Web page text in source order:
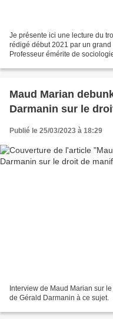
Je présente ici une lecture du
rédigé début 2021 par un
Professeur émérite de
Maud Marian
Darmanin sur le
Publié le 25/03/2023 à 18:29
Interview de Maud Marian sur
de Gérald Darmanin à ce sujet.